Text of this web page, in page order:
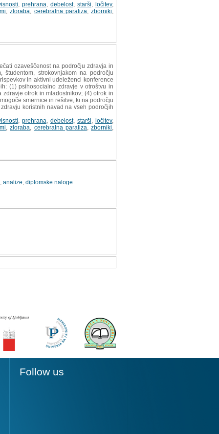
prehrana debelost,starši ,ločitev,
,zloraba cerebralna paraliza ,zborniki
ozaveščenost na področju zdravja in
strokovnjakom na področju
in aktivni udeleženci konference
(1) psihosocialno zdravje v otroštvu in
otrok in mladostnikov; (4) otrok in
smernice in rešitve, ki na področju
koristnih navad na vseh področjih
prehrana debelost,starši ,ločitev,
,zloraba cerebralna paraliza ,zborniki
analize diplomske naloge
Follow us